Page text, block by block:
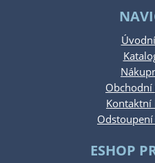
ESHOP